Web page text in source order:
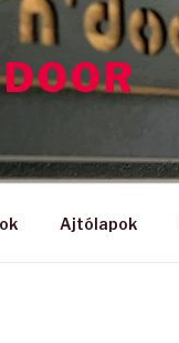
Ajtólapok